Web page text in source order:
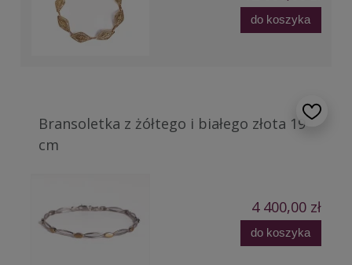
do koszyka
Bransoletka z żółtego i białego złota 19
cm
4 400,00 zł
do koszyka